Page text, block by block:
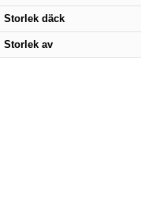
Storlek däck
Storlek av